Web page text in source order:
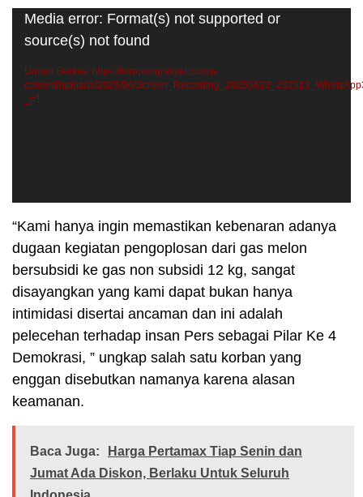
Pemutar
Video
Media error: Format(s) not supported or
source(s) not found
Unduh Berkas: https://teropongrakyat.co/wp-
content/uploads/2025/06/
_=1
“Kami hanya ingin memastikan kebenaran adanya
dugaan kegiatan pengoplosan dari gas melon
bersubsidi ke gas non subsidi 12 kg, sangat
disayangkan yang kami dapat bukan hanya
intimidasi disertai ancaman dan ini adalah
pelecehan terhadap insan Pers sebagai Pilar Ke 4
Demokrasi, ” ungkap salah satu korban yang
enggan disebutkan namanya karena alasan
keamanan.
Baca Juga:
Harga Pertamax Tiap Senin dan
Jumat Ada Diskon, Berlaku Untuk Seluruh